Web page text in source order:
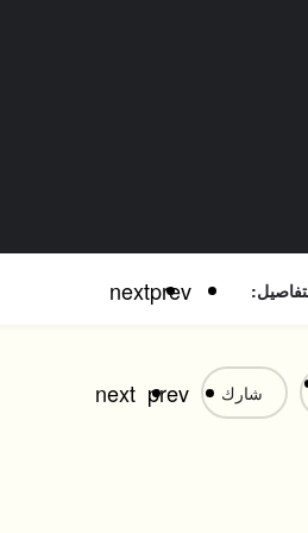
prev
next
شارك prev
next